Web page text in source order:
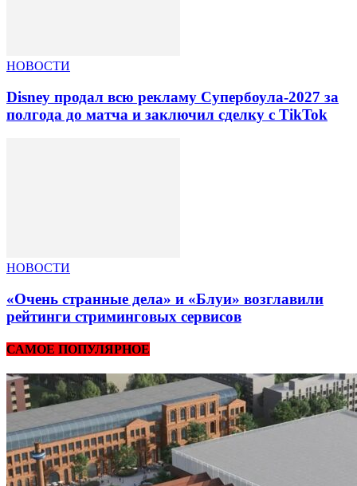
НОВОСТИ
Disney продал всю рекламу Супербоула-2027 за
полгода до матча и заключил сделку с TikTok
НОВОСТИ
«Очень странные дела» и «Блуи» возглавили
рейтинги стриминговых сервисов
САМОЕ ПОПУЛЯРНОЕ